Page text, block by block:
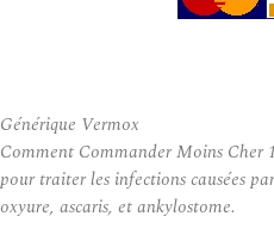
Générique Vermox
Comment Commander Moins Cher
pour traiter les infections causées
oxyure, ascaris, et ankylostome.